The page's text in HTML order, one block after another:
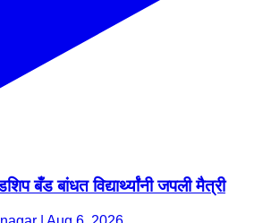
बँड बांधत विद्यार्थ्यांनी जपली मैत्री